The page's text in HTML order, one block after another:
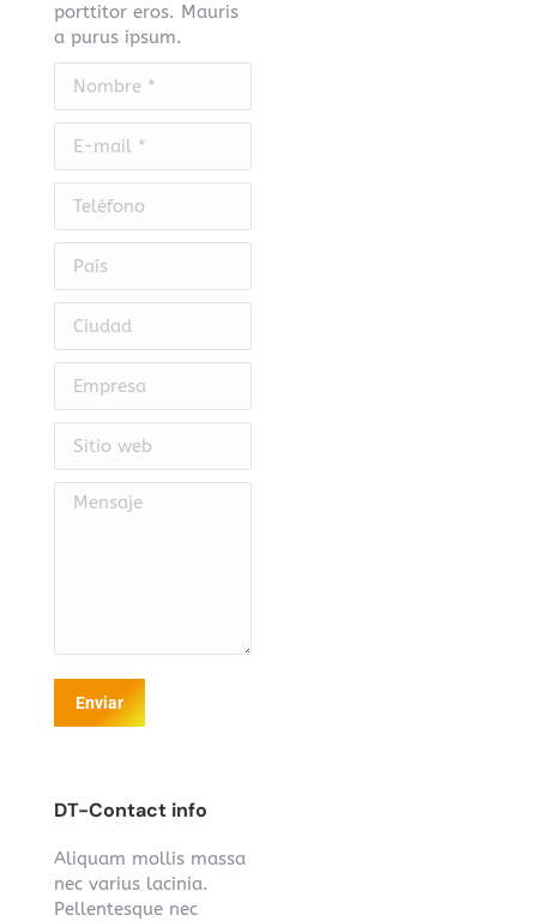
porttitor eros. Mauris
a purus ipsum.
Nombre *
E-mail *
Teléfono
País
Ciudad
Empresa
Sitio web
Mensaje
Enviar
DT-Contact info
Aliquam mollis massa
nec varius lacinia.
Pellentesque nec